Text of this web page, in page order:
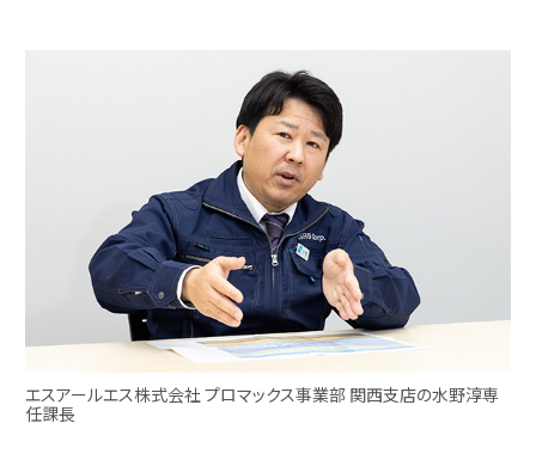
エスアールエス株式会社 プロマックス事業部 関西支店の水野淳専
任課長